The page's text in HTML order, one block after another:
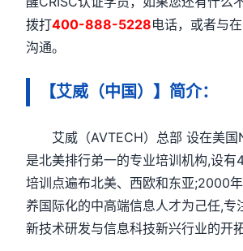
拨打400-888-5228电话，或者与
沟通。
【艾威（中国）】简介：
艾威（AVTECH）总部 设在美国
是北美排行弟一的专业培训机构,设有
培训点遍布北美、西欧和东亚;2000
养国际化的中高端信息人才为己任,专
新技术研发与信息科技新兴行业的开